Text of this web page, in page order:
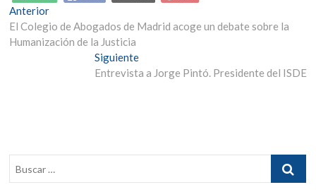
Navegación
de
AnteriorEntrada
anterior:
El Colegio de Abogados de Madrid acoge un debate sobre la
Humanización de la Justicia
SiguienteEntrada
siguiente:
Entrevista a Jorge Pintó. Presidente del ISDE